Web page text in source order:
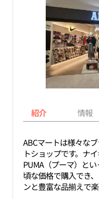
紹介 情報
ABCマートは様々な
トショップです。ナ
PUMA（プーマ）と
頃な価格で購入でき
ンと豊富な品揃えで